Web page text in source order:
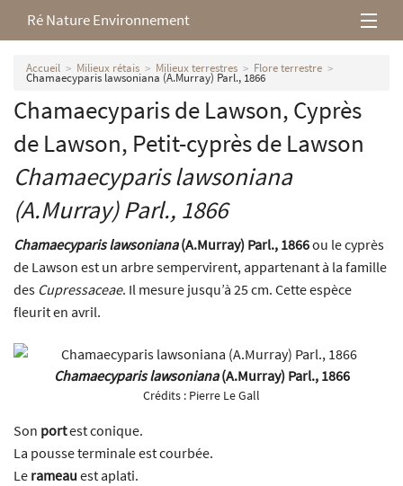
Ré Nature Environnement
L’association
Milieux rétais
Nos parutions
Accueil Milieux rétais Milieux terrestres Flore terrestre
Chamaecyparis lawsoniana (A.Murray) Parl., 1866
Chamaecyparis de Lawson, Cyprès
de Lawson, Petit-cyprès de Lawson
Chamaecyparis lawsoniana
(A.Murray) Parl., 1866
Chamaecyparis lawsoniana(A.Murray) Parl., 1866ou le cyprès
de Lawson est un arbre sempervirent, appartenant à la famille
des Cupressaceae. Il mesure jusqu’à 25 cm. Cette espèce
fleurit en avril.
Chamaecyparis lawsoniana(A.Murray) Parl., 1866
Crédits : Pierre Le Gall
Son portest conique.
La pousse terminale est courbée.
Le rameau est aplati.